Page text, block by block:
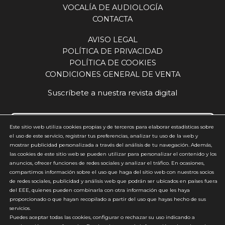
excelencia operativa y la cercanía al mercado. El
futuro centro de Leganés nace con la vocación
crecimiento, conocimiento, empleo y servicio
para toda Europa.
“Queremos que nuestros clientes sientan que
están a la cabeza de la innovación, pero también
herramientas clínicas y de venta que les permitan
seguir creciendo”. Salud auditiva y cognición, el
próximo gran reto José Luis Otero, director
general de GN del sur de Europa y Brasil, ponía el
sector, destacando la necesidad de avanzar en la
“Tenemos que dar el salto y empezar a trabajar
los problemas cognitivos, ver el impacto que
tienen y cómo podemos resolverlos a través de la
mejora de la audición. Ese será el siguiente paso”,
afirmaba. En este sentido, apuntaba a una
evolución del propio sector hacia un enfoque
más amplio, en el que la audición se integre
dentro de una visión global de la salud. Una
relación consolidada con el sector y con la feria
La presencia de Beltone en ExpoÓptica se apoya
VOCALÍA DE AUDIOLOGÍA
CONTACTA
AVISO LEGAL
POLÍTICA DE PRIVACIDAD
POLÍTICA DE COOKIES
CONDICIONES GENERAL DE VENTA
Suscríbete a nuestra revista digital
Acepto y estoy de acuerdo con lapolítica de privacidad(requerido)
*
Este sitio web utiliza cookies propias y de terceros para elaborar estadísticas sobre
el uso de este servicio, registrar tus preferencias, analizar tu uso de la web y
mostrar publicidad personalizada a través del análisis de tu navegación. Además,
las cookies de este sitio web se pueden utilizar para personalizar el contenido y los
anuncios, ofrecer funciones de redes sociales y analizar el tráfico. En ocasiones,
compartimos información sobre el uso que haga del sitio web con nuestros socios
de redes sociales, publicidad y análisis web que podrán ser ubicados en países fuera
del EEE, quienes pueden combinarla con otra información que les haya
proporcionado o que hayan recopilado a partir del uso que hayas hecho de sus
servicios.
Puedes aceptar todas las cookies, configurar o rechazar su uso indicando a